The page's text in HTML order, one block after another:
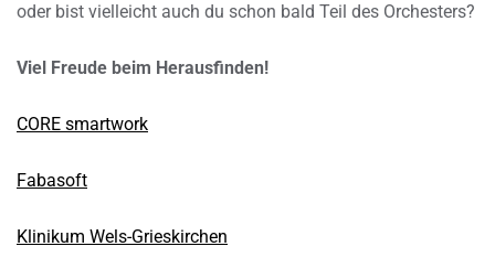
oder bist vielleicht auch du schon bald Teil des Orchesters?
Viel Freude beim Herausfinden!
CORE smartwork
Fabasoft
Klinikum Wels-Grieskirchen